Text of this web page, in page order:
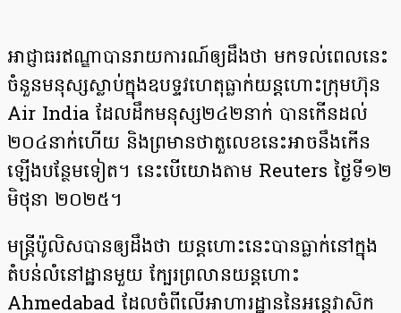
អាជ្ញាធរឥណ្ឌាបានរាយការណ៍ឲ្យដឹងថា មកទល់ពេលនេះ
ចំនួនមនុស្សស្លាប់ក្នុងឧបទ្ទវហេតុធ្លាក់យន្តហោះក្រុមហ៊ុន
Air India ដែលដឹកមនុស្ស២៤២នាក់ បានកើនដល់
២០៤នាក់ហើយ និងព្រមានថាតួលេខនេះអាចនឹងកើន
ឡើងបន្ថែមទៀត។ នេះបើយោងតាម Reuters ថ្ងៃទី១២
មិថុនា ២០២៥។
មន្ត្រីប៉ូលិសបានឲ្យដឹងថា យន្តហោះនេះបានធ្លាក់នៅក្នុង
តំបន់លំនៅដ្ឋានមួយ ក្បែរព្រលានយន្តហោះ
Ahmedabad ដែលចំពីលើអាហារដ្ឋាននៃអន្តេវាសិក